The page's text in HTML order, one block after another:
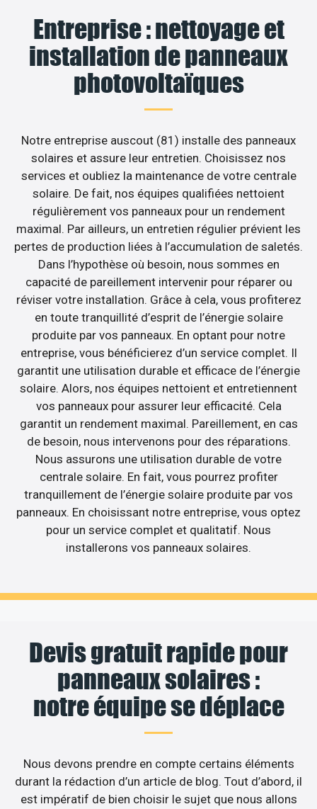
Entreprise : nettoyage et
installation de panneaux
photovoltaïques
Notre entreprise auscout (81) installe des panneaux
solaires et assure leur entretien. Choisissez nos
services et oubliez la maintenance de votre centrale
solaire. De fait, nos équipes qualifiées nettoient
régulièrement vos panneaux pour un rendement
maximal. Par ailleurs, un entretien régulier prévient les
pertes de production liées à l’accumulation de saletés.
Dans l’hypothèse où besoin, nous sommes en
capacité de pareillement intervenir pour réparer ou
réviser votre installation. Grâce à cela, vous profiterez
en toute tranquillité d’esprit de l’énergie solaire
produite par vos panneaux. En optant pour notre
entreprise, vous bénéficierez d’un service complet. Il
garantit une utilisation durable et efficace de l’énergie
solaire. Alors, nos équipes nettoient et entretiennent
vos panneaux pour assurer leur efficacité. Cela
garantit un rendement maximal. Pareillement, en cas
de besoin, nous intervenons pour des réparations.
Nous assurons une utilisation durable de votre
centrale solaire. En fait, vous pourrez profiter
tranquillement de l’énergie solaire produite par vos
panneaux. En choisissant notre entreprise, vous optez
pour un service complet et qualitatif. Nous
installerons vos panneaux solaires.
Devis gratuit rapide pour
panneaux solaires :
notre équipe se déplace
Nous devons prendre en compte certains éléments
durant la rédaction d’un article de blog. Tout d’abord, il
est impératif de bien choisir le sujet que nous allons